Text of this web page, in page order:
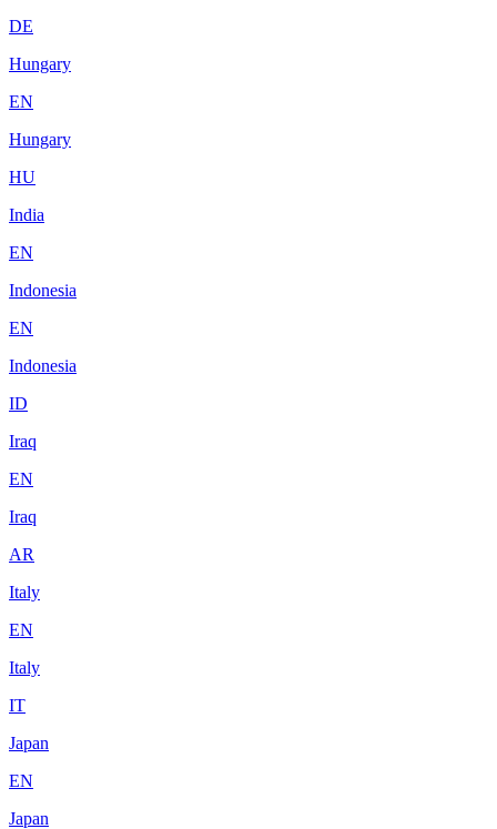
DE
Hungary
EN
Hungary
HU
India
EN
Indonesia
EN
Indonesia
ID
Iraq
EN
Iraq
AR
Italy
EN
Italy
IT
Japan
EN
Japan